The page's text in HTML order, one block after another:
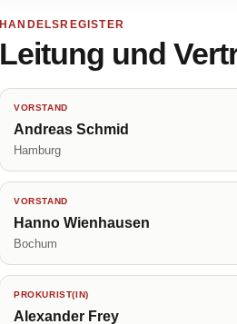
HANDELSREGISTER
Leitung und
VORSTAND
Andreas Schmid
Hamburg
VORSTAND
Hanno Wienhausen
Bochum
PROKURIST(IN)
Alexander Frey